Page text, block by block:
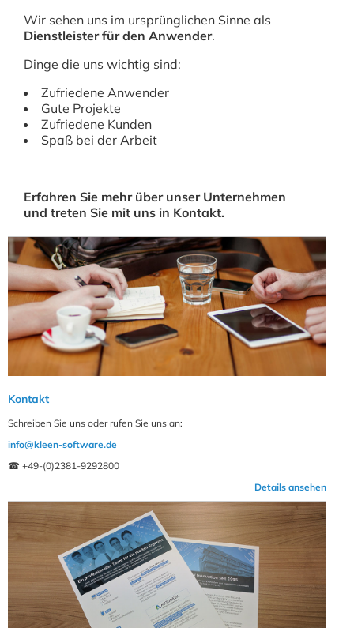
Wir sehen uns im ursprünglichen Sinne als
Dienstleister für den Anwender.
Dinge die uns wichtig sind:
Zufriedene Anwender
Gute Projekte
Zufriedene Kunden
Spaß bei der Arbeit
Erfahren Sie mehr über unser Unternehmen
und treten Sie mit uns in Kontakt.
Kontakt
Schreiben Sie uns oder rufen Sie uns an:
info@kleen-software.de
☎ +49-(0)2381-9292800
Details ansehen